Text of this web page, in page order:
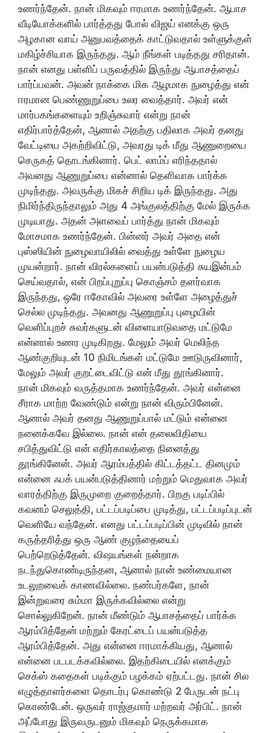
உணர்ந்தேன். நான் மிகவும் ஈரமாக உணர்ந்தேன். ஆபாச
வீடியோக்களில் பார்த்தது போல் விஜய் எனக்கு ஒரு
அழகான வாய் அனுபவத்தைக் காட்டுவதால் உள்ளுக்குள்
மகிழ்ச்சியாக இருந்தது. ஆம் நீங்கள் படித்தது சரிதான்.
நான் எனது பள்ளிப் பருவத்தில் இருந்து ஆபாசத்தைப்
பார்ப்பவன். அவன் நாக்கை மிக ஆழமாக நுழைத்து என்
ஈரமான பெண்ணுறுப்பை உலர வைத்தார். அவர் என்
மார்பகங்களையும் உறிஞ்சுவார் என்று நான்
எதிர்பார்த்தேன், ஆனால் அதற்கு பதிலாக அவர் தனது
வேட்டியை அகற்றிவிட்டு, அவரது டிக் மீது ஆணுறையை
செருகத் தொடங்கினார். பெட் லாம்ப் எரிந்ததால்
அவனது ஆணுறுப்பை என்னால் தெளிவாக பார்க்க
முடிந்தது. அவருக்கு மிகச் சிறிய டிக் இருந்தது. அது
நிமிர்ந்திருந்தாலும் அது 4 அங்குலத்திற்கு மேல் இருக்க
முடியாது. அதன் அளவைப் பார்த்து நான் மிகவும்
மோசமாக உணர்ந்தேன். பின்னர் அவர் அதை என்
புஸ்ஸியின் நுழைவாயிலில் வைத்து உள்ளே நுழைய
முயன்றார். நான் விரல்களைப் பயன்படுத்தி சுயஇன்பம்
செய்வதால், என் பிறப்புறுப்பு கொஞ்சம் தளர்வாக
இருந்தது, ஒரே ஈகோவில் அவரை உள்ளே அழைத்துச்
செல்ல முடிந்தது. அவனது ஆணுறுப்பு புழையின்
வெளிப்புறச் சுவர்களுடன் விளையாடுவதை மட்டுமே
என்னால் உணர முடிகிறது. மேலும் அவர் மெலிந்த
ஆண்குறியுடன் 10 நிமிடங்கள் மட்டுமே ஊடுருவினார்,
மேலும் அவர் குறட்டைவிட்டு என் மீது தூங்கினார்.
நான் மிகவும் வருத்தமாக உணர்ந்தேன். அவர் என்னை
சீராக மாற்ற வேண்டும் என்று நான் விரும்பினேன்.
ஆனால் அவர் தனது ஆணுறுப்பால் மட்டும் என்னை
நனைக்கவே இல்லை. நான் என் தலைவிதியை
சபித்துவிட்டு என் எதிர்காலத்தை நினைத்து
தூங்கினேன். அவர் ஆரம்பத்தில் கிட்டத்தட்ட தினமும்
என்னை ஃபக் பயன்படுத்தினார் மற்றும் மெதுவாக அவர்
வாரத்திற்கு இருமுறை குறைத்தார். பிறகு படிப்பில்
கவனம் செலுத்தி, பட்டப்படிப்பை முடித்து, பட்டப்படிப்புடன்
வெளியே வந்தேன். எனது பட்டப்படிப்பின் முடிவில் நான்
கருத்தரித்து ஒரு ஆண் குழந்தையைப்
பெற்றெடுத்தேன். விஷயங்கள் நன்றாக
நடந்துகொண்டிருந்தன, ஆனால் நான் உண்மையான
உடலுறவைக் காணவில்லை. நண்பர்களே, நான்
இன்றுவரை சும்மா இருக்கவில்லை என்று
சொல்லுகிறேன். நான் மீண்டும் ஆபாசத்தைப் பார்க்க
ஆரம்பித்தேன் மற்றும் கேரட்டைப் பயன்படுத்த
ஆரம்பித்தேன். அது என்னை ஈரமாக்கியது, ஆனால்
என்னை படபடக்கவில்லை. இதற்கிடையில் எனக்கும்
செக்ஸ் கதைகள் படிக்கும் பழக்கம் ஏற்பட்டது. நான் சில
எழுத்தாளர்களை தொடர்பு கொண்டு 2 பேருடன் நட்பு
கொண்டேன். ஒருவர் ராஜ்குமார் மற்றவர் அர்பிட். நான்
அப்போது இருவருடனும் மிகவும் நெருக்கமாக